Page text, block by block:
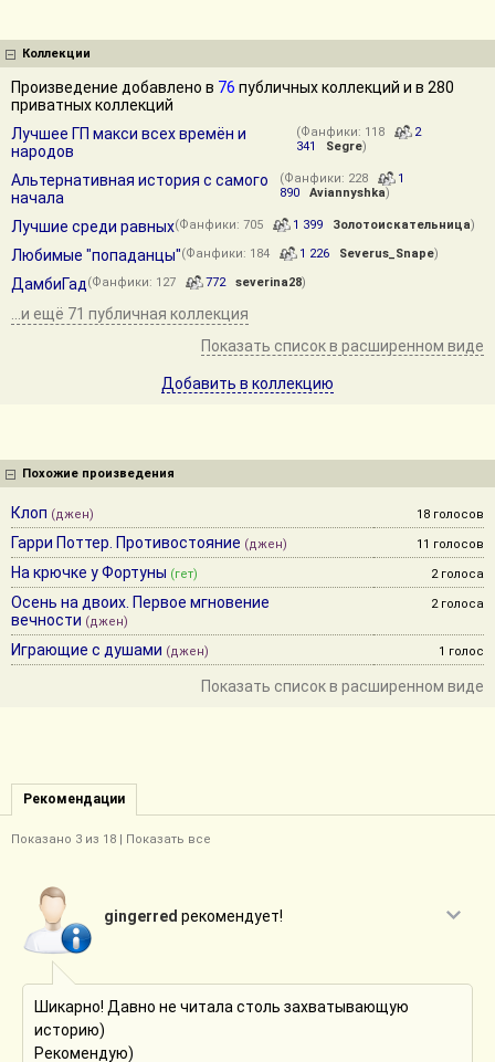
Коллекции
Произведение добавлено в 76 публичных коллекций и в 280
приватных коллекций
Лучшее ГП макси всех времён и
народов
(Фанфики: 118
2
341
Segre)
Альтернативная история с самого
начала
(Фанфики: 228
1
890
Aviannyshka)
Лучшие среди равных(Фанфики: 705 1 399 Золотоискательница)
Любимые "попаданцы"(Фанфики: 184 1 226 Severus_Snape)
ДамбиГад(Фанфики: 127 772 severina28)
...и ещё 71 публичная коллекция
Показать список в расширенном виде
Добавить в коллекцию
Похожие произведения
Клоп (джен) 18 голосов
Гарри Поттер. Противостояние (джен) 11 голосов
На крючке у Фортуны (гет) 2 голоса
Осень на двоих. Первое мгновение
вечности (джен)
2 голоса
Играющие с душами (джен) 1 голос
Показать список в расширенном виде
Рекомендации
Показано 3 из 18 | Показать все
gingerred рекомендует!
Шикарно! Давно не читала столь захватывающую
историю)
Рекомендую)